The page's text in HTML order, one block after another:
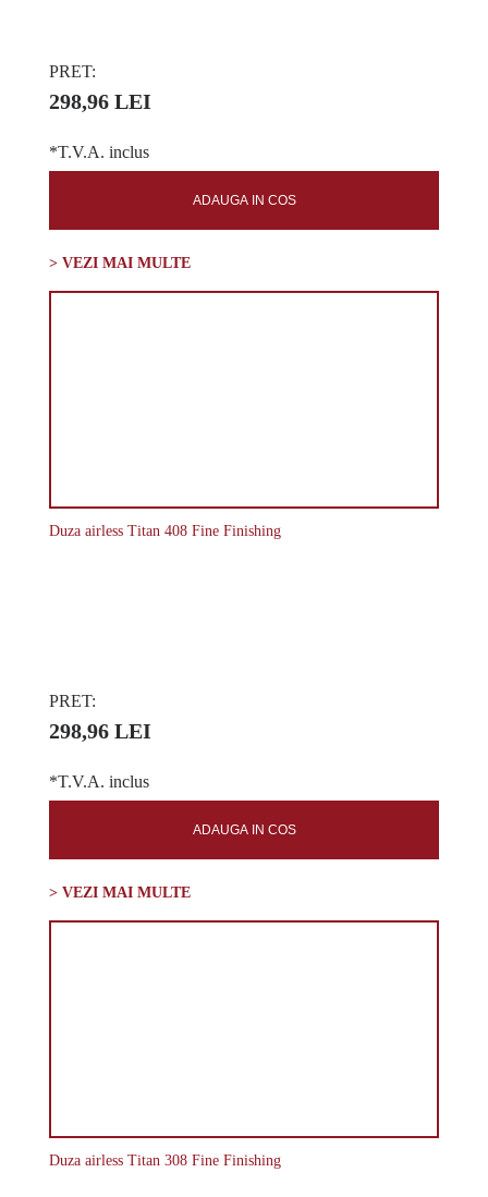
PRET:
298,96 LEI
*T.V.A. inclus
ADAUGA IN COS
> VEZI MAI MULTE
Duza airless Titan 408 Fine Finishing
PRET:
298,96 LEI
*T.V.A. inclus
ADAUGA IN COS
> VEZI MAI MULTE
Duza airless Titan 308 Fine Finishing